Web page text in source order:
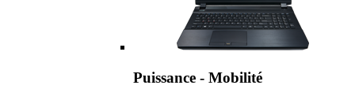
Puissance - Mobilité